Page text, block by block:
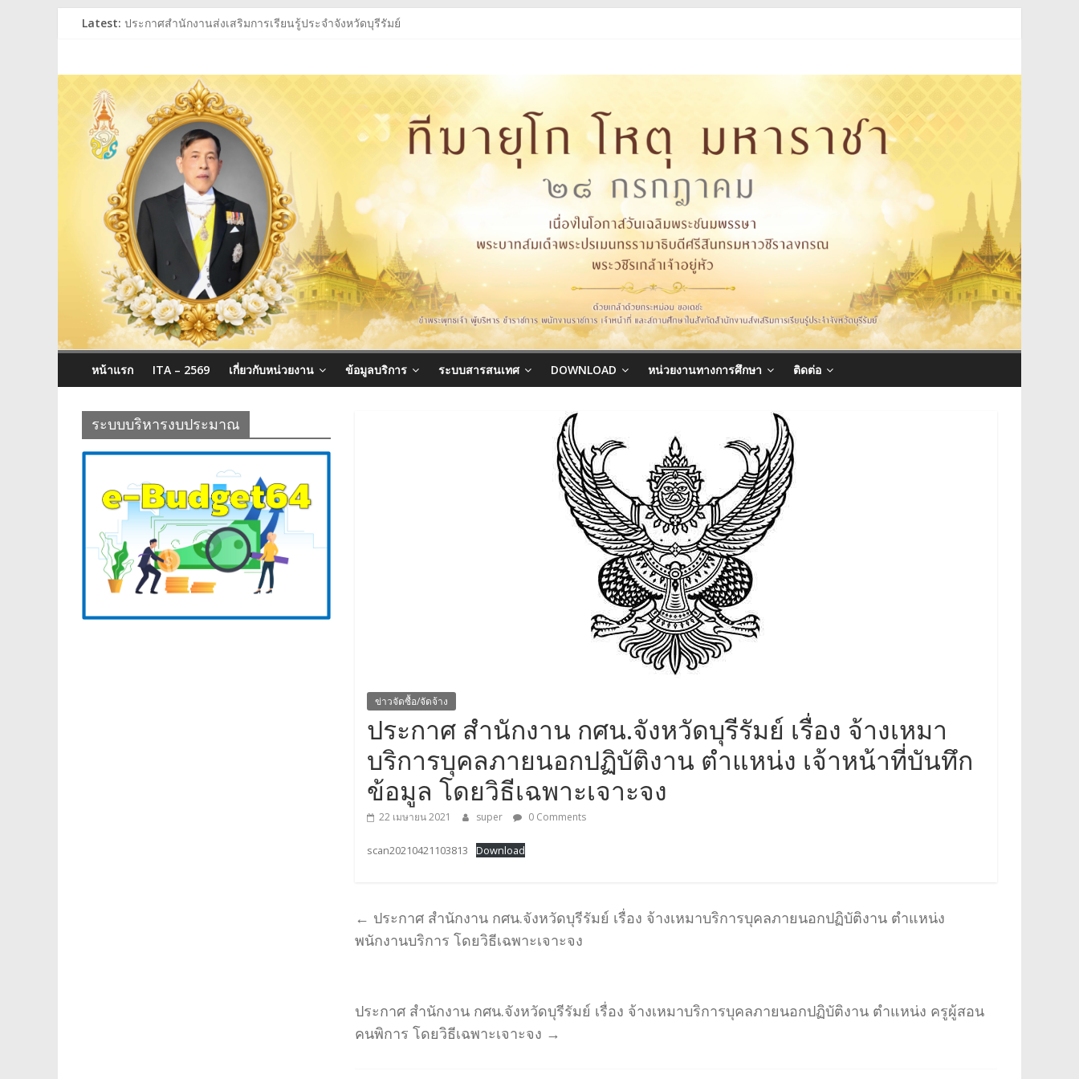
Latest: ประกาศสำนักงานส่งเสริมการเรียนรู้ประจำจังหวัดบุรีรัมย์
ประกาศผู้ชนะการเสนอราคา ประกวดราคาซื้อหนังสือเรียนฯ
ประกาศสำนักงานส่งเสริมการเรียนรู้ประจำจังหวัดบุรีรัมย์
สำนักงาน
ส่ง
เสริม
การ
เรียน
รู้
ประจำ
จังหวัด
บุรีรัมย์
หน้าแรก ITA – 2569 เกี่ยวกับหน่วยงาน ข้อมูลบริการ ระบบสารสนเทศ DOWNLOAD หน่วยงานทางการศึกษา ติดต่อ
ข่าวจัดซื้อ/จัดจ้าง
ประกาศ สำนักงาน กศน.จังหวัดบุรีรัมย์ เรื่อง จ้างเหมา
บริการบุคลภายนอกปฏิบัติงาน ตำแหน่ง เจ้าหน้าที่บันทึก
ข้อมูล โดยวิธีเฉพาะเจาะจง
22 เมษายน 2021 super 0 Comments
scan20210421103813 Download
← ประกาศ สำนักงาน กศน.จังหวัดบุรีรัมย์ เรื่อง จ้างเหมาบริการบุคลภายนอกปฏิบัติงาน ตำแหน่ง
พนักงานบริการ โดยวิธีเฉพาะเจาะจง
ประกาศ สำนักงาน กศน.จังหวัดบุรีรัมย์ เรื่อง จ้างเหมาบริการบุคลภายนอกปฏิบัติงาน ตำแหน่ง ครูผู้สอน
คนพิการ โดยวิธีเฉพาะเจาะจง →
ระบบบริหารงบประมาณ